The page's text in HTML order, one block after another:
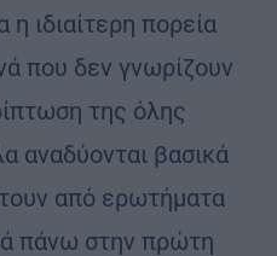
ιδιαίτερη πορεία
που δεν γνωρίζουν
της όλης
αναδύονται βασικά
από ερωτήματα
πάνω στην πρώτη